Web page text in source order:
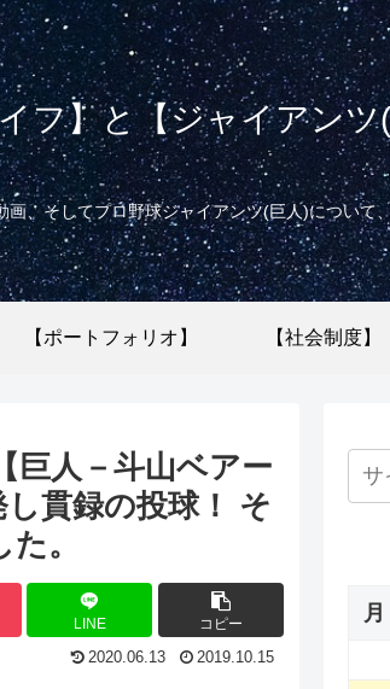
フ】と【ジャイアン
、そしてプロ野球ジャイアンツ(巨人)について
【ポートフォリオ】 【社会制度】
巨人－斗山ベアー
貫録の投球！ そ
。
LINE コピー
2020.06.13 2019.10.15
月